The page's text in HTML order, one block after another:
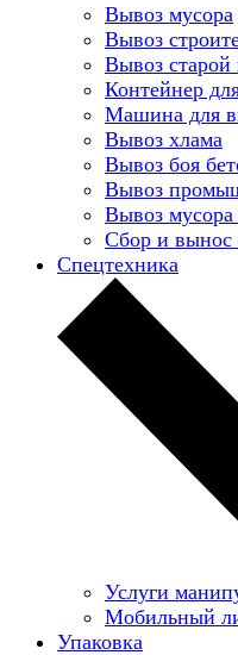
Вывоз мусора
Вывоз
Вывоз старой
Контейнер
Машина для
Вывоз хлама
Вывоз боя
Вывоз
Вывоз мусора
Сбор и вынос
Спецтехника
Услуги
Мобильный
Упаковка